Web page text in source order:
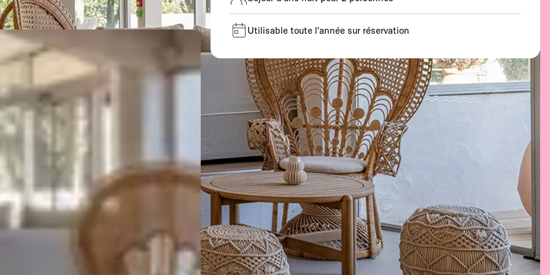
Utilisable toute l'année sur réservation